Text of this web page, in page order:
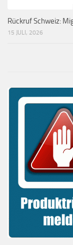
Rückruf Schweiz:
15 JULI, 2026